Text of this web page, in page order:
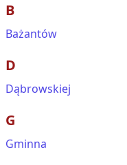
B
Bażantów
D
Dąbrowskiej
G
Gminna